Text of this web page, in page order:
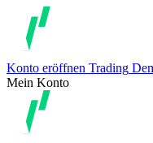
Konto eröffnen Trading
Mein Konto